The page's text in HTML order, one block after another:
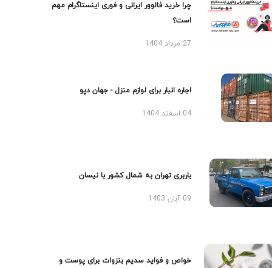
چرا خرید فالوور ایرانی و فوری اینستاگرام مهم
است؟
27 مرداد 1404
اجاره انبار برای لوازم منزل - جهان دپو
04 اسفند 1404
باربری تهران به شمال کشور با نیسان
09 آبان 1403
خواص و فواید سدیم بنزوات برای پوست و